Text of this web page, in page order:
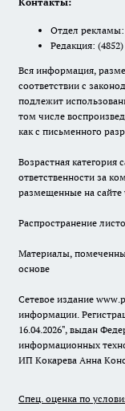
Отдел рекламы:
Редакция:
Вся информация,
соответствии с
подлежит
том числе
как с письменного
Возрастная категория
ответственности за
размещенные на сайте
Распространение
Материалы,
основе
Сетевое издание
информации.
16.04.2026", выдан
информационных
ИП Кокарева Анна
Спец. оценка по